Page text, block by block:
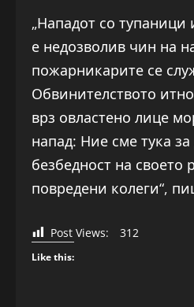
„Нападот со
е недозволив чин на
пожарникарите се
Обвинителството
врз овластено лице
напад: Ние сме тука
безбедност на
повредени колеги“,
Post Views: 312
Like this: